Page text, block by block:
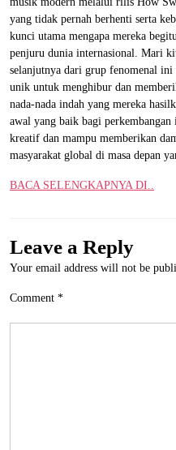
yang tidak pernah berhenti serta
kunci utama mengapa mereka
penjuru dunia internasional. Mari
selanjutnya dari grup fenomenal ini
unik untuk menghibur dan
nada-nada indah yang mereka
awal yang baik bagi
kreatif dan mampu memberikan
masyarakat global di masa depan
BACA SELENGKAPNYA DI..
Leave a Reply
Your email address will not be
Comment *